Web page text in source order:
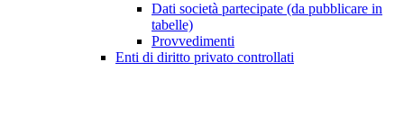
Dati società partecipate (da pubblicare in
tabelle)
Provvedimenti
Enti di diritto privato controllati